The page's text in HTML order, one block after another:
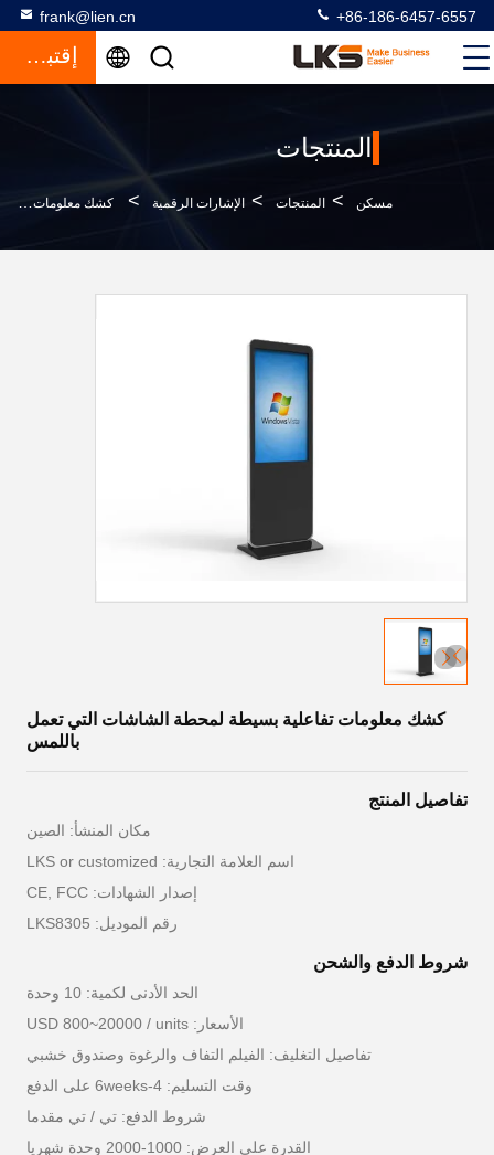
frank@lien.cn +86-186-6457-6557
إقتباس
المنتجات
مسكن > المنتجات > الإشارات الرقمية > كشك معلومات تفاعلية بسيطة لمحطة الشاشات التي تعمل باللمس
كشك معلومات تفاعلية بسيطة لمحطة الشاشات التي تعمل
باللمس
تفاصيل المنتج
مكان المنشأ: الصين
اسم العلامة التجارية: LKS or customized
إصدار الشهادات: CE, FCC
رقم الموديل: LKS8305
شروط الدفع والشحن
الحد الأدنى لكمية: 10 وحدة
الأسعار: USD 800~20000 / units
تفاصيل التغليف: الفيلم التفاف والرغوة وصندوق خشبي
وقت التسليم: 4-6weeks على الدفع
شروط الدفع: تي / تي مقدما
القدرة على العرض: 1000-2000 وحدة شهريا